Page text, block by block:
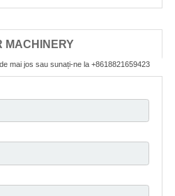
MACHINERY
mai jos sau sunați-ne la +8618821659423